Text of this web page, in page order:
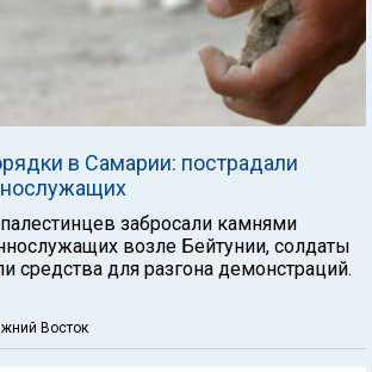
в Самарии: пострадали
забросали камнями
возле Бейтунии, солдаты
средства для разгона демонстраций.
Восток